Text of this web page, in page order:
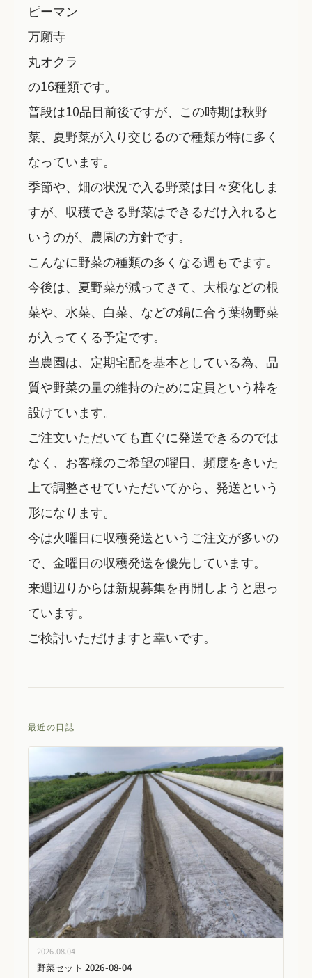
ピーマン
万願寺
丸オクラ
の16種類です。
普段は10品目前後ですが、この時期は秋野
菜、夏野菜が入り交じるので種類が特に多く
なっています。
季節や、畑の状況で入る野菜は日々変化しま
すが、収穫できる野菜はできるだけ入れると
いうのが、農園の方針です。
こんなに野菜の種類の多くなる週もでます。
今後は、夏野菜が減ってきて、大根などの根
菜や、水菜、白菜、などの鍋に合う葉物野菜
が入ってくる予定です。
当農園は、定期宅配を基本としている為、品
質や野菜の量の維持のために定員という枠を
設けています。
ご注文いただいても直ぐに発送できるのでは
なく、お客様のご希望の曜日、頻度をきいた
上で調整させていただいてから、発送という
形になります。
今は火曜日に収穫発送というご注文が多いの
で、金曜日の収穫発送を優先しています。
来週辺りからは新規募集を再開しようと思っ
ています。
ご検討いただけますと幸いです。
最近の日誌
2026.08.04
野菜セット 2026-08-04